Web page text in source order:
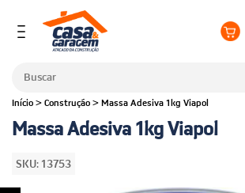
Início > Construção > Massa Adesiva 1kg Viapol
Massa Adesiva 1kg Viapol
SKU: 13753